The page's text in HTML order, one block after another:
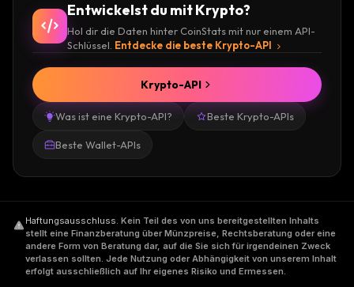
Entwickelst du mit Krypto?
Hol dir die Daten hinter CoinStats mit nur einem API-
Schlüssel. Entdecke die beste Krypto-API
Was ist eine Krypto-API? Beste Krypto-APIs
Beste Wallet-APIs
Krypto-API
Haftungsausschluss. Kein Teil des von uns bereitgestellten Inhalts
stellt eine Finanzberatung über Münzpreise, Rechtsberatung oder eine
andere Form von Beratung dar, auf die Sie sich für irgendeinen Zweck
verlassen sollten. Jede Nutzung oder Abhängigkeit von unserem Inhalt
erfolgt ausschließlich auf Ihr eigenes Risiko und Ermessen.